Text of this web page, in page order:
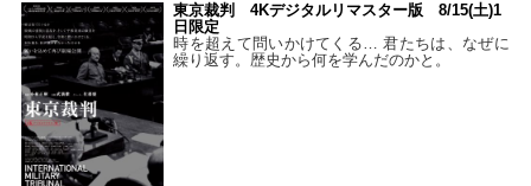
東京裁判 4Kデジタルリマスター版 8/15(土)1
日限定
時を超えて問いかけてくる… 君たちは、なぜに
繰り返す。歴史から何を学んだのかと。